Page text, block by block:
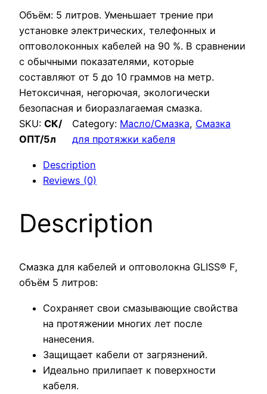
Объём: 5 литров. Уменьшает трение при
установке электрических, телефонных и
оптоволоконных кабелей на 90 %. В сравнении
с обычными показателями, которые
составляют от 5 до 10 граммов на метр.
Нетоксичная, негорючая, экологически
безопасная и биоразлагаемая смазка.
SKU: СК/
ОПТ/5л
Category: Масло/Смазка, Смазка
для протяжки кабеля
Description
Reviews (0)
Description
Смазка для кабелей и оптоволокна GLISS® F,
объём 5 литров:
Сохраняет свои смазывающие свойства
на протяжении многих лет после
нанесения.
Защищает кабели от загрязнений.
Идеально прилипает к поверхности
кабеля.